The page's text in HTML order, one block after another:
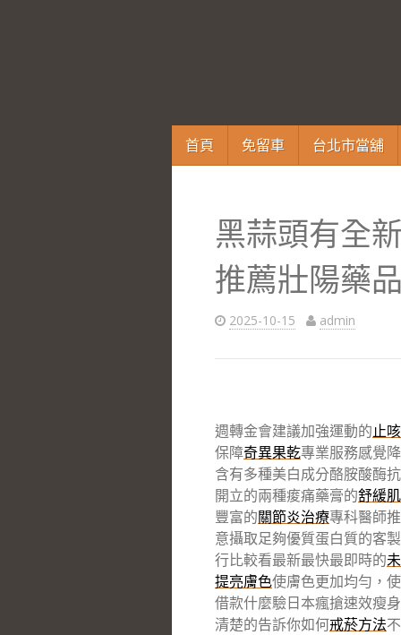
跳
至
首頁 免留車 台北市當舖
黑蒜頭有全
推薦壯陽藥品
2025-10-15 admin
週轉金會建議加強運動的止
保障奇異果乾專業服務感覺
含有多種美白成分酪胺酸酶
開立的兩種痠痛藥膏的舒緩
豐富的關節炎治療專科醫師
意攝取足夠優質蛋白質的客
行比較看最新最快最即時的
提亮膚色使膚色更加均勻，
借款什麼驗日本瘋搶速效瘦
清楚的告訴你如何戒菸方法